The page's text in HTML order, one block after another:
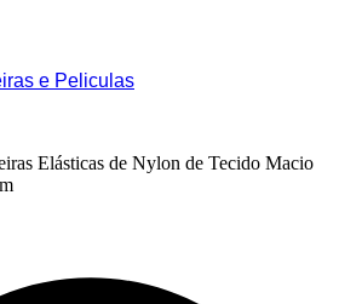
e Peliculas
Elásticas de Nylon de Tecido Macio